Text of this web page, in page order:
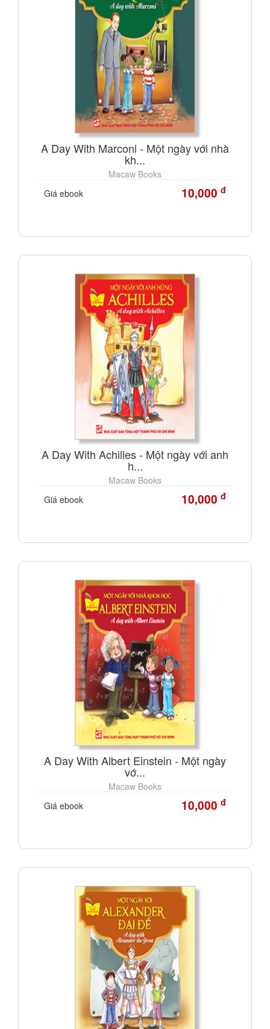
A Day With Marconi - Một ngày với nhà
kh...
Macaw Books
Giá ebook
10,000 đ
A Day With Achilles - Một ngày với anh
h...
Macaw Books
Giá ebook
10,000 đ
A Day With Albert Einstein - Một ngày
vớ...
Macaw Books
Giá ebook
10,000 đ